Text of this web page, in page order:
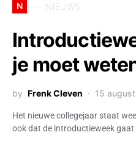
N NIEUWS
je moet
by Frenk Cleven 15
Het nieuwe collegejaar staat
ook dat de introductieweek gaat